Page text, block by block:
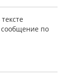
сообщение по